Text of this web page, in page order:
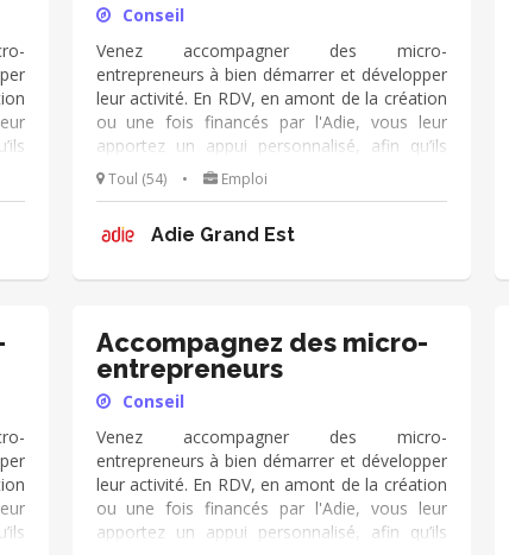
Conseil
Venez accompagner des micro-
entrepreneurs à bien démarrer et développer
leur activité. En RDV, en amont de la création
ou une fois financés par l'Adie, vous leur
apportez un appui personnalisé, afin qu’ils
deviennent autonomes dans leur métier de
chef d’entreprise. Vous échangez
active et dans la durée. Vous utilisez le kit
Toul (54) • Emploi
Adie Grand Est
Accompagnez des micro-
entrepreneurs
Conseil
Venez accompagner des micro-
entrepreneurs à bien démarrer et développer
leur activité. En RDV, en amont de la création
ou une fois financés par l'Adie, vous leur
apportez un appui personnalisé, afin qu’ils